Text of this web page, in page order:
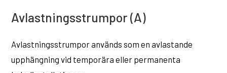
Avlastningsstrumpor (A)
Avlastningsstrumpor används som en avlastande
upphängning vid temporära eller permanenta